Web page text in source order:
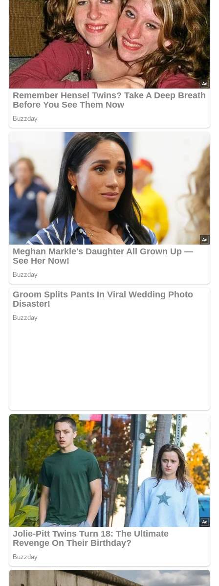
Diese Zutaten brauchen wir…
1/4 Liter Sahne
50 g Butter
Lob, Kritik, Fragen oder Anregungen zum Rezept?
Dann hinterlasse doch bitte einen Kommentar am
Ende dieser Seite & auch eine Bewertung!
Und so wird es gemacht…
Die Kartoffeln schälen und in dünne Scheiben
schneiden, salzen und pfeffern.
Die Tomaten brühen, abziehen und in Scheiben
schneiden. Die Paprikafrüchte entkernen und in
Streifen schneiden.